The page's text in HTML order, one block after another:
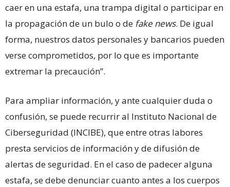
caer en una estafa, una trampa digital o participar en
la propagación de un bulo o de fake news. De igual
forma, nuestros datos personales y bancarios pueden
verse comprometidos, por lo que es importante
extremar la precaución”.
Para ampliar información, y ante cualquier duda o
confusión, se puede recurrir al Instituto Nacional de
Ciberseguridad (INCIBE), que entre otras labores
presta servicios de información y de difusión de
alertas de seguridad. En el caso de padecer alguna
estafa, se debe denunciar cuanto antes a los cuerpos